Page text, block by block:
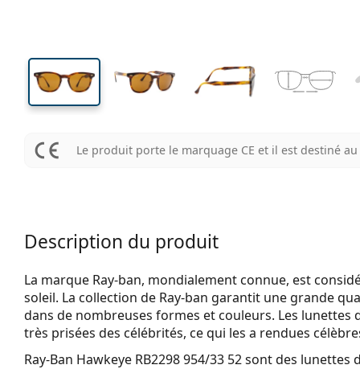
Le produit porte le marquage CE et il est destiné
Description du produit
La marque Ray-ban, mondialement connue, est
soleil. La collection de Ray-ban garantit une grande
dans de nombreuses formes et couleurs. Les
très prisées des célébrités, ce qui les a rendues
Ray-Ban Hawkeye RB2298 954/33 52sont des lunettes